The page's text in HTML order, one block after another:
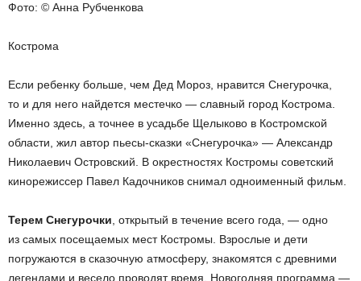
Фото: © Анна Рубченкова
Кострома
Если ребенку больше, чем Дед Мороз, нравится Снегурочка,
то и для него найдется местечко — славный город Кострома.
Именно здесь, а точнее в усадьбе Щелыково в Костромской
области, жил автор пьесы-сказки «Снегурочка» — Александр
Николаевич Островский. В окрестностях Костромы советский
кинорежиссер Павел Кадочников снимал одноименный фильм.
Терем Снегурочки , открытый в течение всего года, — одно
из самых посещаемых мест Костромы. Взрослые и дети
погружаются в сказочную атмосферу, знакомятся с древними
легендами и весело проводят время. Новогодняя программа —